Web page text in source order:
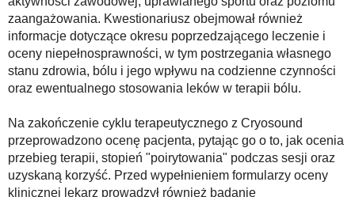
zaangażowania. Kwestionariusz obejmował również
informacje dotyczące okresu poprzedzającego leczenie i
oceny niepełnosprawności, w tym postrzegania własnego
stanu zdrowia, bólu i jego wpływu na codzienne czynności
oraz ewentualnego stosowania leków w terapii bólu.
Na zakończenie cyklu terapeutycznego z Cryosound
przeprowadzono ocenę pacjenta, pytając go o to, jak ocenia
przebieg terapii, stopień "poirytowania" podczas sesji oraz
uzyskaną korzyść. Przed wypełnieniem formularzy oceny
klinicznej lekarz prowadzył również badanie